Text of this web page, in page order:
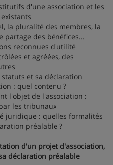
d'une association et les
pluralité des membres, la
des bénéfices...
reconnues d'utilité
et agréées, des
et sa déclaration
: quel contenu ?
de l'association :
les tribunaux
: quelles formalités
préalable ?
d'un projet d'association,
déclaration préalable